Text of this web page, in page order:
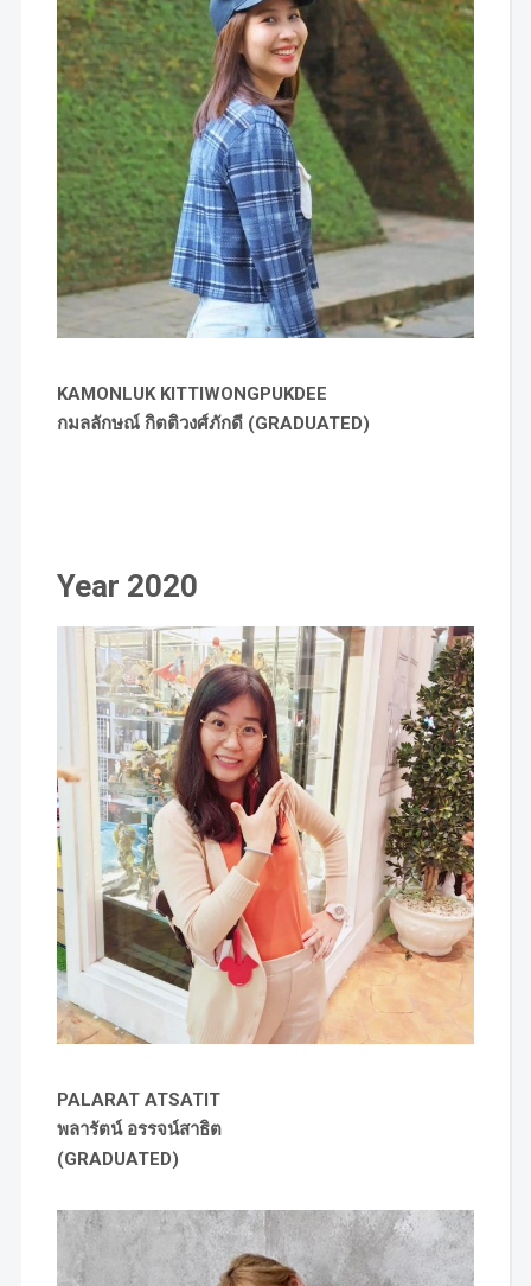
KAMONLUK KITTIWONGPUKDEE
กมลลักษณ์ กิตติวงศ์ภักดี (GRADUATED)
Year 2020
PALARAT ATSATIT
พลารัตน์ อรรจน์สาธิต
(GRADUATED)